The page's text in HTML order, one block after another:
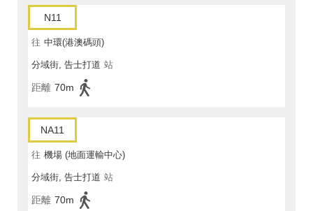
N11
往 中環(港澳碼頭)
分域街, 告士打道 站
距離 70m
NA11
往 機場 (地面運輸中心)
分域街, 告士打道 站
距離 70m